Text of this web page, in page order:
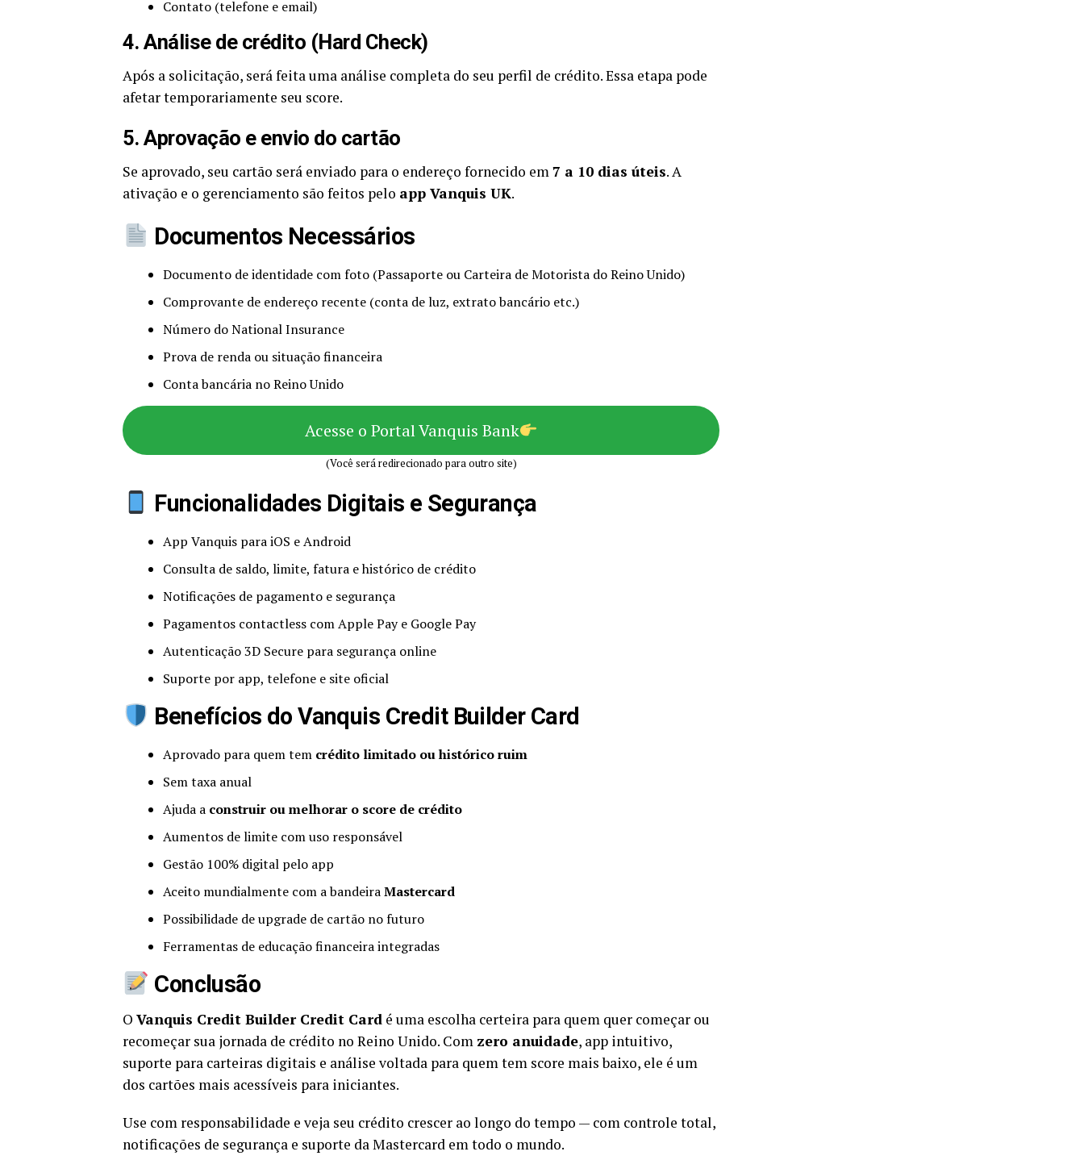
Contato (telefone e email)
4. Análise de crédito (Hard Check)
Após a solicitação, será feita uma análise completa do seu perfil de crédito. Essa etapa pode
afetar temporariamente seu score.
5. Aprovação e envio do cartão
Se aprovado, seu cartão será enviado para o endereço fornecido em7 a 10 dias úteis. A
ativação e o gerenciamento são feitos pelo app Vanquis UK.
Documentos Necessários
Documento de identidade com foto (Passaporte ou Carteira de Motorista do Reino Unido)
Comprovante de endereço recente (conta de luz, extrato bancário etc.)
Número do National Insurance
Prova de renda ou situação financeira
Conta bancária no Reino Unido
Acesse o Portal Vanquis Bank
(Você será redirecionado para outro site)
Funcionalidades Digitais e Segurança
App Vanquis para iOS e Android
Consulta de saldo, limite, fatura e histórico de crédito
Notificações de pagamento e segurança
Pagamentos contactless com Apple Pay e Google Pay
Autenticação 3D Secure para segurança online
Suporte por app, telefone e site oficial
Benefícios do Vanquis Credit Builder Card
Aprovado para quem tem crédito limitado ou histórico ruim
Sem taxa anual
Ajuda a construir ou melhorar o score de crédito
Aumentos de limite com uso responsável
Gestão 100% digital pelo app
Aceito mundialmente com a bandeiraMastercard
Possibilidade de upgrade de cartão no futuro
Ferramentas de educação financeira integradas
Conclusão
O Vanquis Credit Builder Credit Card é uma escolha certeira para quem quer começar ou
recomeçar sua jornada de crédito no Reino Unido. Com zero anuidade, app intuitivo,
suporte para carteiras digitais e análise voltada para quem tem score mais baixo, ele é um
dos cartões mais acessíveis para iniciantes.
Use com responsabilidade e veja seu crédito crescer ao longo do tempo — com controle total,
notificações de segurança e suporte da Mastercard em todo o mundo.